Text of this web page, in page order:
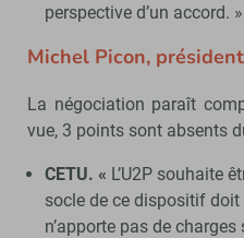
perspective d’un accord. »
Michel Picon,
La négociation paraît
vue, 3 points sont absents
CETU. « L’U2P souhaite
socle de ce dispositif doit
n’apporte pas de